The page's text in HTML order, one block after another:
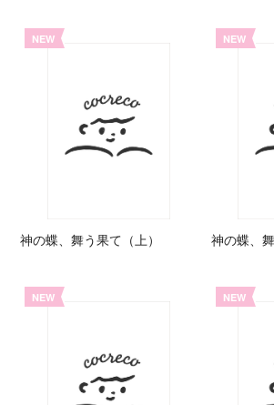
NEW
神の蝶、舞う果て（上）
NEW
神の蝶、
NEW NEW